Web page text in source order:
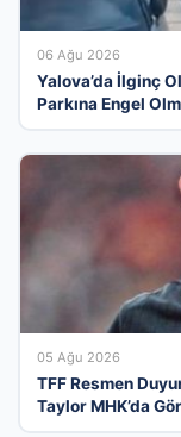
06 Ağu 2026
Yalova’da İlginç
Parkına Engel
05 Ağu 2026
TFF Resmen
Taylor MHK’da